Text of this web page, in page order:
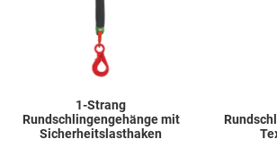
1-Strang
Rundschlingengehänge mit
Sicherheitslasthaken